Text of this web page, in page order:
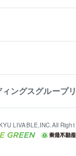
（賃貸）
すWeb」
メディアポリシー
金融商品取引専用の
物）・Eメールなどの
に東急百貨店のブライ
東急リバブルスタッ
北すぐれものセレク
ングスグループ
LIVABLE,INC.All